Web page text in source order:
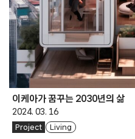
이케아가 꿈꾸는 2030년의 삶
2024. 03. 16
Project Living